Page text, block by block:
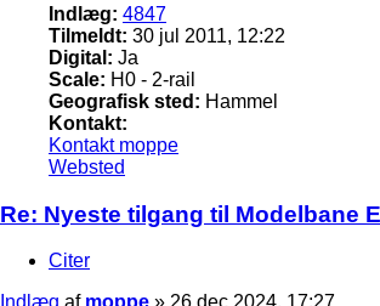
Indlæg: 4847
Tilmeldt: 30 jul 2011, 12:22
Digital: Ja
Scale: H0 - 2-rail
Geografisk sted: Hammel
Kontakt:
Kontakt moppe
Websted
Re: Nyeste tilgang til Modelbane
Citer